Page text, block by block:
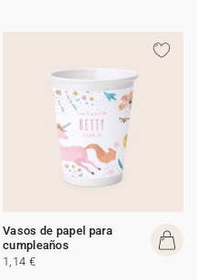
Vasos de papel para
cumpleaños
1,14 €